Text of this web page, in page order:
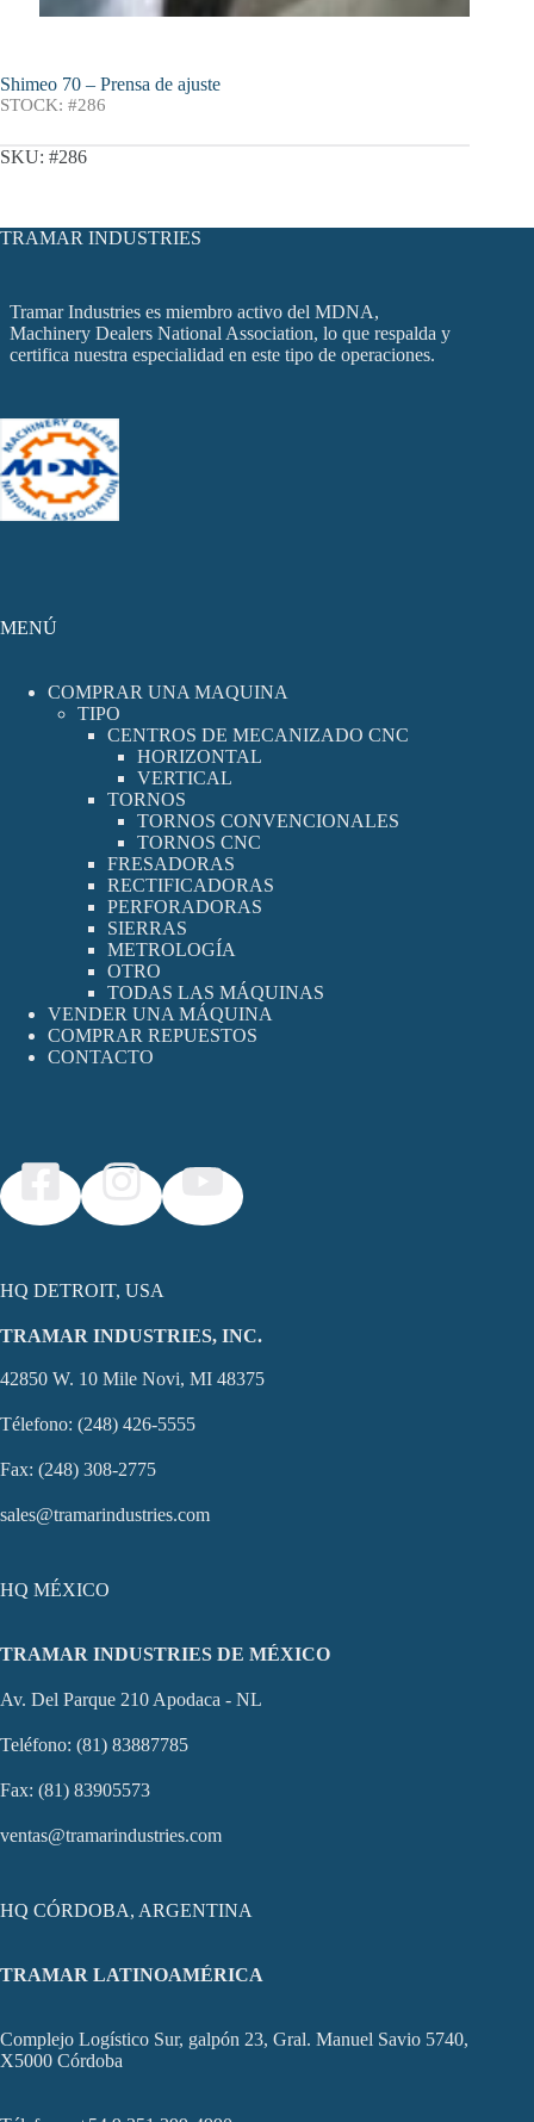
Shimeo 70 – Prensa de ajuste
STOCK: #286
SKU: #286
TRAMAR INDUSTRIES
Tramar Industries es miembro activo del MDNA,
Machinery Dealers National Association, lo que respalda y
certifica nuestra especialidad en este tipo de operaciones.
MENÚ
COMPRAR UNA MAQUINA
TIPO
CENTROS DE MECANIZADO CNC
HORIZONTAL
VERTICAL
TORNOS
TORNOS CONVENCIONALES
TORNOS CNC
FRESADORAS
RECTIFICADORAS
PERFORADORAS
SIERRAS
METROLOGÍA
OTRO
TODAS LAS MÁQUINAS
VENDER UNA MÁQUINA
COMPRAR REPUESTOS
CONTACTO
HQ DETROIT, USA
TRAMAR INDUSTRIES, INC.
42850 W. 10 Mile Novi, MI 48375
Télefono: (248) 426-5555
Fax: (248) 308-2775
sales@tramarindustries.com
HQ MÉXICO
TRAMAR INDUSTRIES DE MÉXICO
Av. Del Parque 210 Apodaca - NL
Teléfono: (81) 83887785
Fax: (81) 83905573
ventas@tramarindustries.com
HQ CÓRDOBA, ARGENTINA
TRAMAR LATINOAMÉRICA
Complejo Logístico Sur, galpón 23, Gral. Manuel Savio 5740,
X5000 Córdoba